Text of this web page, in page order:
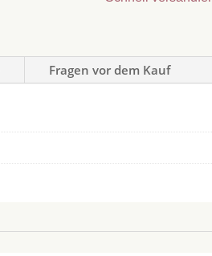
Fragen vor dem Kauf